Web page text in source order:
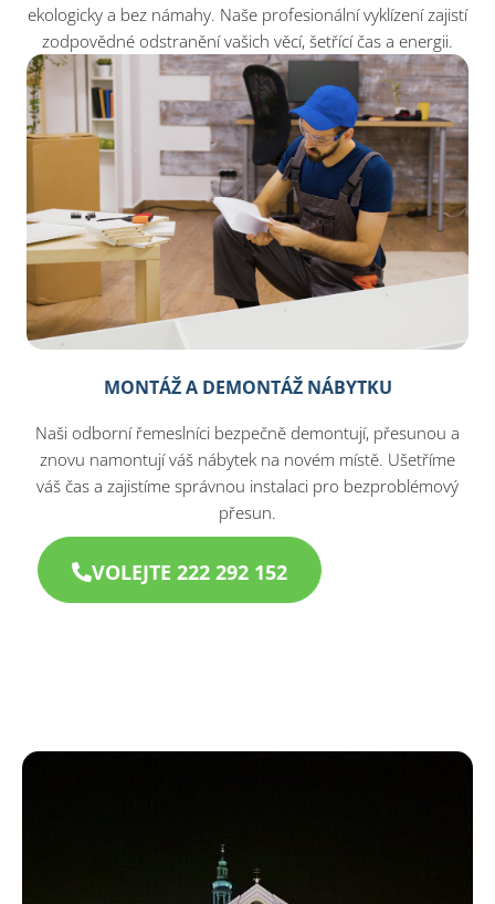
ekologicky a bez námahy. Naše profesionální vyklízení zajistí
zodpovědné odstranění vašich věcí, šetřící čas a energii.
MONTÁŽ A DEMONTÁŽ NÁBYTKU
Naši odborní řemeslníci bezpečně demontují, přesunou a
znovu namontují váš nábytek na novém místě. Ušetříme
váš čas a zajistíme správnou instalaci pro bezproblémový
přesun.
VOLEJTE 222 292 152